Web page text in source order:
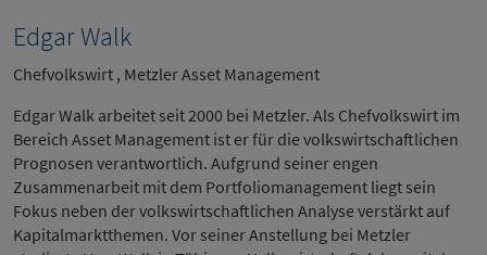
Edgar Walk
Chefvolkswirt , Metzler Asset Management
Edgar Walk arbeitet seit 2000 bei Metzler. Als Chefvolkswirt im
Bereich Asset Management ist er für die volkswirtschaftlichen
Prognosen verantwortlich. Aufgrund seiner engen
Zusammenarbeit mit dem Portfoliomanagement liegt sein
Fokus neben der volkswirtschaftlichen Analyse verstärkt auf
Kapitalmarktthemen. Vor seiner Anstellung bei Metzler